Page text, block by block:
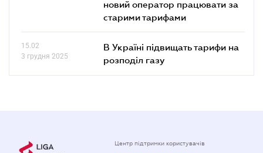
новий оператор працювати за
старими тарифами
15.02
3 грудня 2025
В Україні підвищать тарифи на
розподіл газу
Центр підтримки користувачів